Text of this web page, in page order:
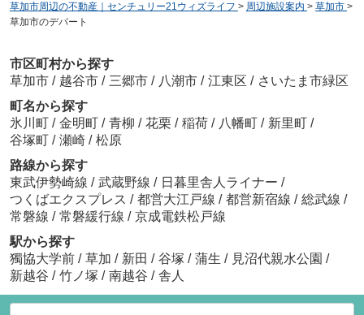
草加市周辺の不動産｜センチュリー21ウィズライフ > 周辺施設案内 > 草加市 >
草加市のデパート
市区町村から探す
草加市 / 越谷市 / 三郷市 / 八潮市 / 江東区 / さいたま市緑区
町名から探す
氷川町 / 金明町 / 青柳 / 花栗 / 稲荷 / 八幡町 / 新里町 /
谷塚町 / 瀬崎 / 松原
路線から探す
東武伊勢崎線 / 武蔵野線 / 日暮里舎人ライナー /
つくばエクスプレス / 都営大江戸線 / 都営新宿線 / 総武線 /
常磐線 / 常磐緩行線 / 京成電鉄松戸線
駅から探す
獨協大学前 / 草加 / 新田 / 谷塚 / 蒲生 / 見沼代親水公園 /
新越谷 / 竹ノ塚 / 南越谷 / 舎人